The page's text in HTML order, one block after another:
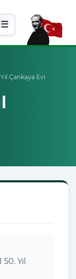
☰
Çankaya Evi
Yıl